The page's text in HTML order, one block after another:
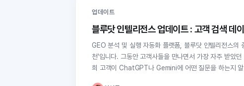
업데이트
블루닷 인텔리전스 업데이트 : 고객 검색 데
GEO 분석 및 실행 자동화 플랫폼, 블루닷 인텔리전스의
천'입니다. 그동안 고객사들을 만나면서 가장 자주 받았던 요청 사항 중 하나를 꼽자면 '프롬프트는 어떻게 만들어야 하나요'입니다. "저
희 고객이 ChatGPT나 Gemini에 어떤 질문을 하는지 알